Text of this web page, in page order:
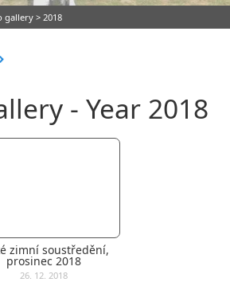
gallery > 2018
- Year 2018
zimní soustředění,
prosinec 2018
26. 12. 2018